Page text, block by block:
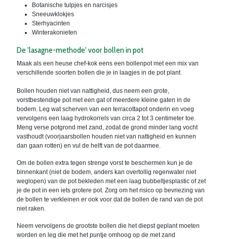
Botanische tulpjes en narcisjes
Sneeuwklokjes
Sterhyacinten
Winterakonieten
De 'lasagne-methode' voor bollen in pot
Maak als een heuse chef-kok eens een bollenpot met een mix van
verschillende soorten bollen die je in laagjes in de pot plant.
Bollen houden niet van nattigheid, dus neem een grote,
vorstbestendige pot met een gat of meerdere kleine gaten in de
bodem. Leg wat scherven van een terracottapot onderin en voeg
vervolgens een laag hydrokorrels van circa 2 tot 3 centimeter toe.
Meng verse potgrond met zand, zodat de grond minder lang vocht
vasthoudt (voorjaarsbollen houden niet van nattigheid en kunnen
dan gaan rotten) en vul de helft van de pot daarmee.
Om de bollen extra tegen strenge vorst te beschermen kun je de
binnenkant (niet de bodem, anders kan overtollig regenwater niet
weglopen) van de pot bekleden met een laag bubbeltjesplastic of zet
je de pot in een iets grotere pot. Zorg om het risico op bevriezing van
de bollen te verkleinen er ook voor dat de bollen de rand van de pot
niet raken.
Neem vervolgens de grootste bollen die het diepst geplant moeten
worden en leg die met het puntje omhoog op de met zand